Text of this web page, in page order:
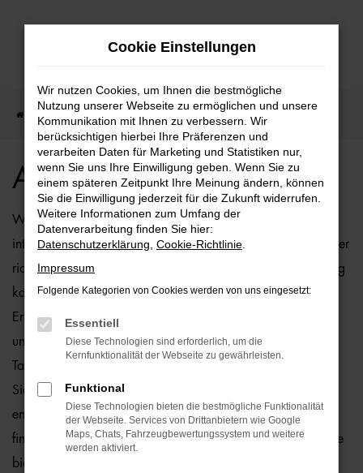
Zum
Startseite Audi Audi Q2 Angebote
Audi Q2 Angebote
Wenn Sie sich für ein Fahrzeug vom Typ Audi Q2
interessieren, sind Sie bei der Ostermaier Auto-Familie an der
richtigen Adresse. Bei uns können Sie Ihren Audi Q2 günstig
kaufen und profitieren zudem von unserer langjährigen
Erfahrung. Wir bieten Ihnen den Audi Q2 zu Top-Preisen –
und das sowohl als Neuwagen als auch als Jahreswagen,
Tageszulassung und Gebrauchtwagen. Auf Wunsch können
Sie bei uns auch Ihren Audi Q2 finanzieren. Oder Sie
entscheiden sich für das günstige Audi Q2 Leasing. Sie
finden uns an sieben Standorten in ganz Bayern. Wahlweise
bieten wir Ihnen auch rund um die Uhr unseren
Cookie Einstellungen
Wir nutzen Cookies, um Ihnen die bestmögliche
Nutzung unserer Webseite zu ermöglichen und unsere
Kommunikation mit Ihnen zu verbessern. Wir
berücksichtigen hierbei Ihre Präferenzen und
verarbeiten Daten für Marketing und Statistiken nur,
wenn Sie uns Ihre Einwilligung geben. Wenn Sie zu
einem späteren Zeitpunkt Ihre Meinung ändern, können
Sie die Einwilligung jederzeit für die Zukunft widerrufen.
Weitere Informationen zum Umfang der
Datenverarbeitung finden Sie hier:
Datenschutzerklärung Cookie-Richtlinie
Impressum
Folgende Kategorien von Cookies werden von uns eingesetzt:
Essentiell
Diese Technologien sind erforderlich, um die
Kernfunktionalität der Webseite zu gewährleisten.
Funktional
Diese Technologien bieten die bestmögliche Funktionalität
der Webseite. Services von Drittanbietern wie Google
Maps, Chats, Fahrzeugbewertungssystem und weitere
werden aktiviert.